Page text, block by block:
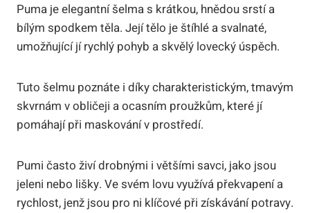
Puma je elegantní šelma s krátkou, hnědou srstí a
bílým spodkem těla. Její tělo je štíhlé a svalnaté,
umožňující jí rychlý pohyb a skvělý lovecký úspěch.
Tuto šelmu poznáte i díky charakteristickým, tmavým
skvrnám v obličeji a ocasním proužkům, které jí
pomáhají při maskování v prostředí.
Pumi často živí drobnými i většími savci, jako jsou
jeleni nebo lišky. Ve svém lovu využívá překvapení a
rychlost, jenž jsou pro ni klíčové při získávání potravy.